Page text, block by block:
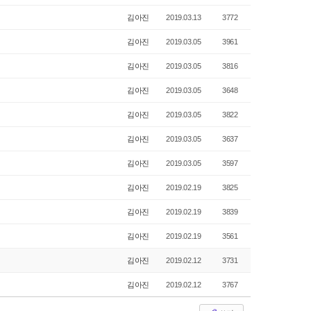
김아진 2019.03.13 3772
김아진 2019.03.05 3961
김아진 2019.03.05 3816
김아진 2019.03.05 3648
김아진 2019.03.05 3822
김아진 2019.03.05 3637
김아진 2019.03.05 3597
김아진 2019.02.19 3825
김아진 2019.02.19 3839
김아진 2019.02.19 3561
김아진 2019.02.12 3731
김아진 2019.02.12 3767